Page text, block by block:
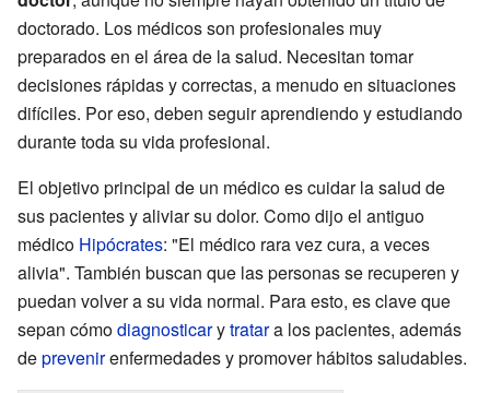
doctorado. Los médicos son profesionales muy
preparados en el área de la salud. Necesitan tomar
decisiones rápidas y correctas, a menudo en situaciones
difíciles. Por eso, deben seguir aprendiendo y estudiando
durante toda su vida profesional.
El objetivo principal de un médico es cuidar la salud de
sus pacientes y aliviar su dolor. Como dijo el antiguo
médico Hipócrates: "El médico rara vez cura, a veces
alivia". También buscan que las personas se recuperen y
puedan volver a su vida normal. Para esto, es clave que
sepan cómodiagnosticarytratara los pacientes, además
deprevenirenfermedades y promover hábitos saludables.